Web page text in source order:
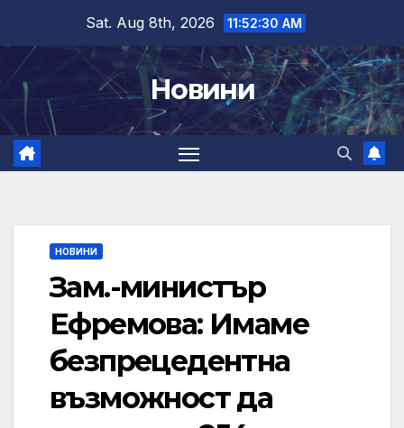
content
Sat. Aug 8th, 2026 11:52:31 AM
Новини
НОВИНИ
Зам.-министър
Ефремова: Имаме
безпрецедентна
възможност да